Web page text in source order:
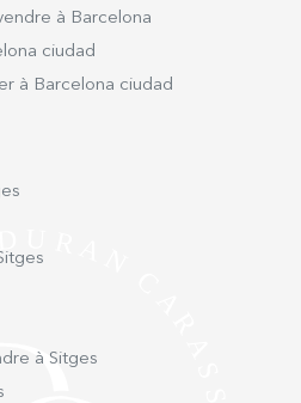
à Barcelona
ciudad
à Barcelona ciudad
à Sitges